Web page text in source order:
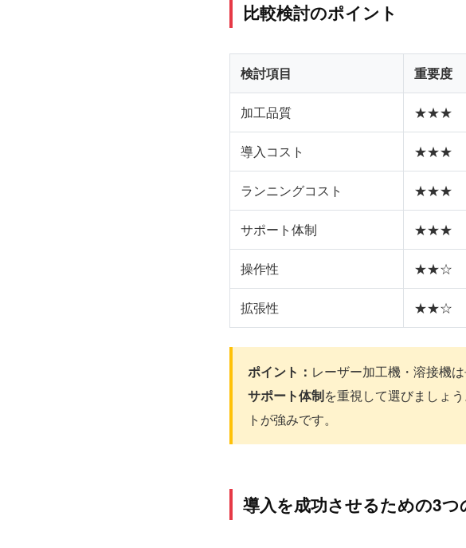
比較検討のポイント
検討項目 重要度
加工品質 ★★★
導入コスト ★★★
ランニングコスト ★★★
サポート体制 ★★★
操作性 ★★☆
拡張性 ★★☆
ポイント： レーザー加工機・溶接機
サポート体制を重視して選びましょ
トが強みです。
導入を成功させるための3